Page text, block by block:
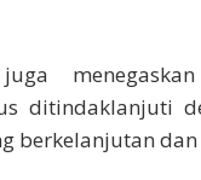
ditindaklanjuti
berkelanjutan